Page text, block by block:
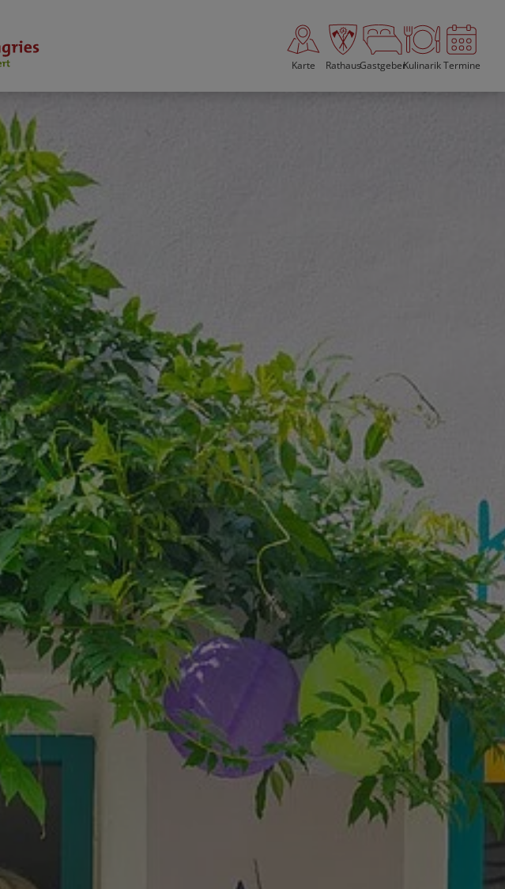
Karte RathausGastgeberKulinarikTermine